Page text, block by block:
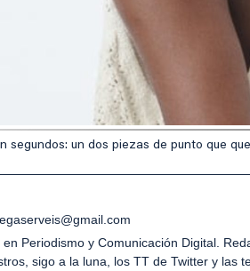
segundos: un dos piezas de punto que
Periodismo y Comunicación Digital.
sigo a la luna, los TT de Twitter y las